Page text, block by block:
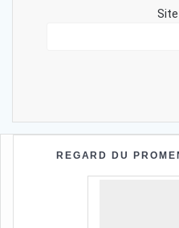
REGARD DU